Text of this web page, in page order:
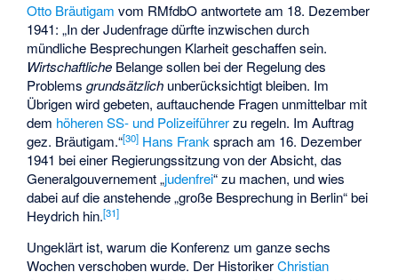
Otto Bräutigam vom RMfdbO antwortete am 18. Dezember
1941: „In der Judenfrage dürfte inzwischen durch
mündliche Besprechungen Klarheit geschaffen sein.
Wirtschaftliche Belange sollen bei der Regelung des
Problemsgrundsätzlich unberücksichtigt bleiben. Im
Übrigen wird gebeten, auftauchende Fragen unmittelbar mit
dem höheren SS- und Polizeiführerzu regeln. Im Auftrag
gez. Bräutigam.“[30] Hans Franksprach am 16. Dezember
1941 bei einer Regierungssitzung von der Absicht, das
Generalgouvernement „judenfrei“ zu machen, und wies
dabei auf die anstehende „große Besprechung in Berlin“ bei
Heydrich hin.[31]
Ungeklärt ist, warum die Konferenz um ganze sechs
Wochen verschoben wurde. Der HistorikerChristian